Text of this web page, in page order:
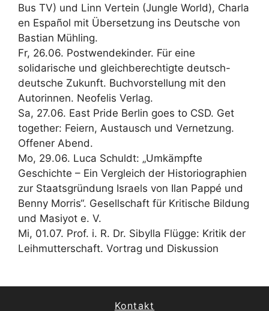
Bus TV) und Linn Vertein (Jungle World), Charla
en Español mit Übersetzung ins Deutsche von
Bastian Mühling.
Fr, 26.06. Postwendekinder. Für eine
solidarische und gleichberechtigte deutsch-
deutsche Zukunft. Buchvorstellung mit den
Autorinnen. Neofelis Verlag.
Sa, 27.06. East Pride Berlin goes to CSD. Get
together: Feiern, Austausch und Vernetzung.
Offener Abend.
Mo, 29.06. Luca Schuldt: „Umkämpfte
Geschichte – Ein Vergleich der Historiographien
zur Staatsgründung Israels von Ilan Pappé und
Benny Morris“. Gesellschaft für Kritische Bildung
und Masiyot e. V.
Mi, 01.07. Prof. i. R. Dr. Sibylla Flügge: Kritik der
Leihmutterschaft. Vortrag und Diskussion
Kontakt